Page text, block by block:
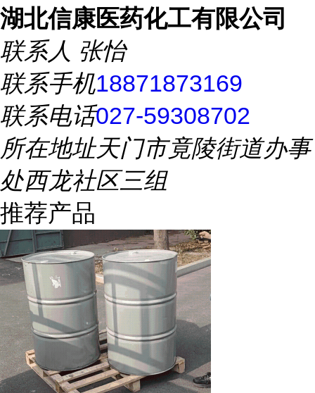
湖北信康医药化工有限公司
联系人 张怡
联系手机18871873169
联系电话027-59308702
所在地址天门市竟陵街道办事
处西龙社区三组
推荐产品